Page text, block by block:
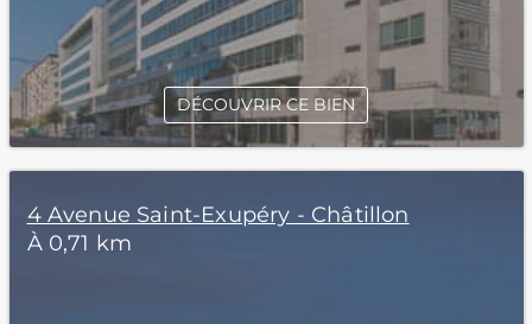
DÉCOUVRIR CE BIEN
4 Avenue Saint-Exupéry - Châtillon
À 0,71 km